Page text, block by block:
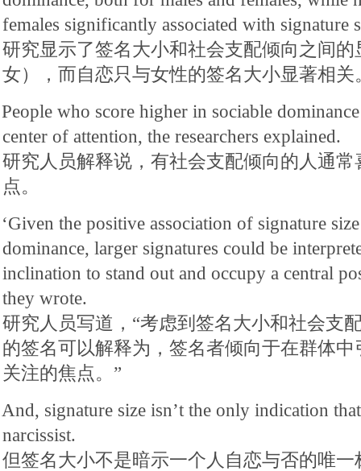
females significantly associated with signature
研究显示了签名大小和社会支配倾向之间
女），而自恋只与女性的签名大小显著相关
People who score higher in sociable
center of attention, the researchers explained.
研究人员解释说，有社会支配倾向的人通
点。
‘Given the positive association of signature
dominance, larger signatures could be
inclination to stand out and occupy a central
they wrote.
研究人员写道，“考虑到签名大小和社会支
的签名可以解释为，签名者倾向于在群体
关注的焦点。”
And, signature size isn’t the only indication
narcissist.
但签名大小不是暗示一个人自恋与否的唯一